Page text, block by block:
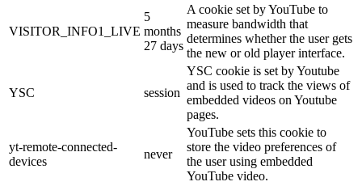
VISITOR_INFO1_LIVE
5
months
27 days
A cookie set by YouTube to
measure bandwidth that
determines whether the user gets
the new or old player interface.
YSC session
YSC cookie is set by Youtube
and is used to track the views of
embedded videos on Youtube
pages.
yt-remote-connected-
devices
never
YouTube sets this cookie to
store the video preferences of
the user using embedded
YouTube video.